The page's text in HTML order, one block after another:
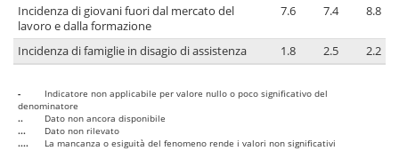
Incidenza di giovani fuori dal mercato del
lavoro e dalla formazione
7.6 7.4 8.8
Incidenza di famiglie in disagio di assistenza 1.8 2.5 2.2
-
Indicatore non applicabile per valore nullo o poco significativo del
denominatore
..
Dato non ancora disponibile
...
Dato non rilevato
....
La mancanza o esiguità del fenomeno rende i valori non significativi